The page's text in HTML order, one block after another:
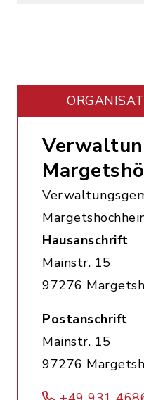
Hausanschrift
Mainstr. 15
97276
Postanschrift
Mainstr. 15
97276